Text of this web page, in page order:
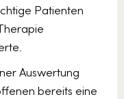
Patienten
Auswertung
bereits eine